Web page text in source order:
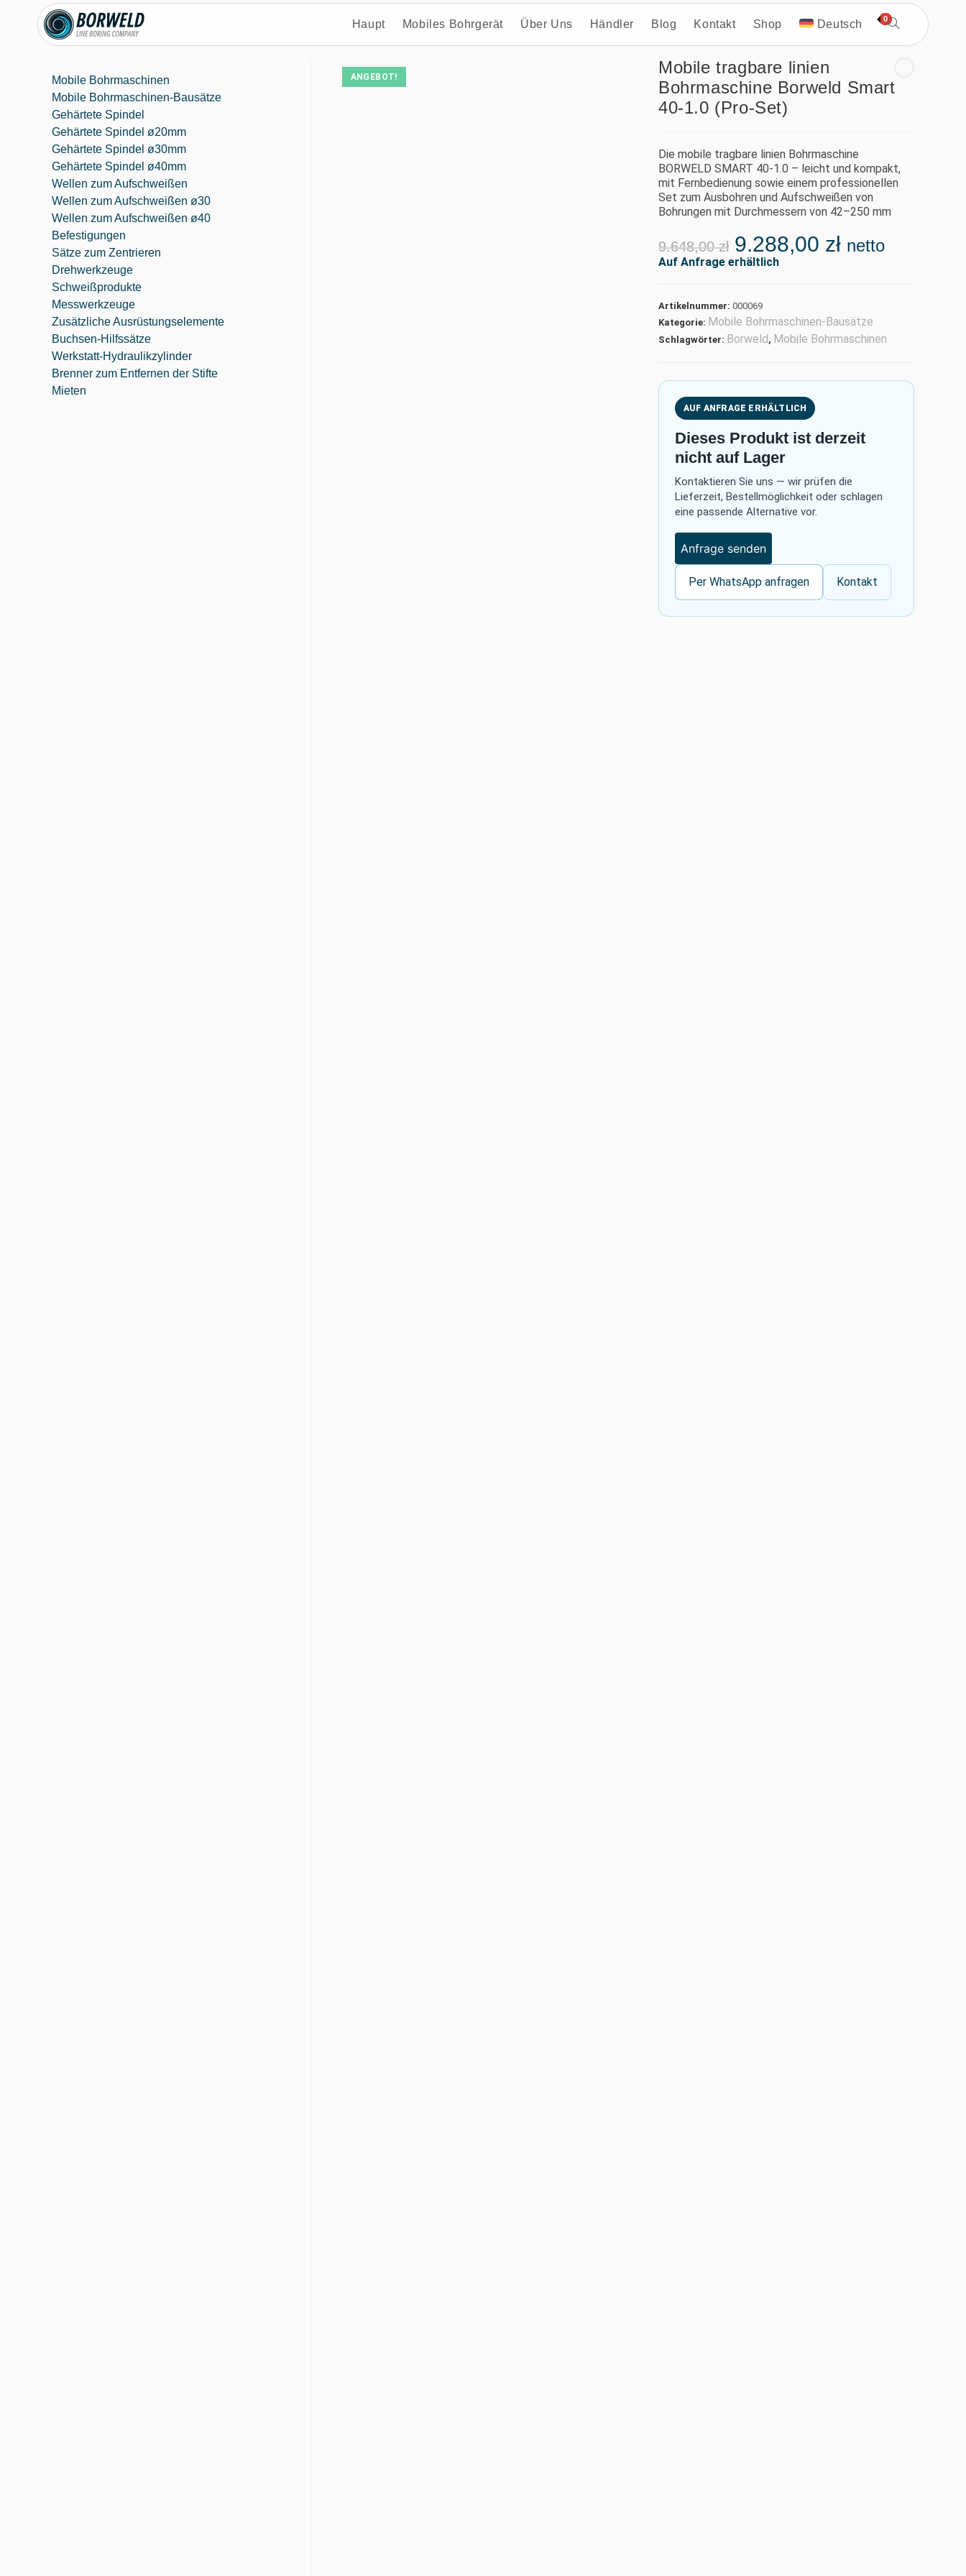
Haupt Mobiles Bohrgerät Über Uns Händler Blog Kontakt Shop Deutsch 0
ANGEBOT!
Mobile tragbare linien
Bohrmaschine Borweld Smart
40-1.0 (Pro-Set)
Die mobile tragbare linien Bohrmaschine
BORWELD SMART 40-1.0 – leicht und kompakt,
mit Fernbedienung sowie einem professionellen
Set zum Ausbohren und Aufschweißen von
Bohrungen mit Durchmessern von 42–250 mm
9.648,00zł 9.288,00 zł netto
Auf Anfrage erhältlich
Artikelnummer:000069
Kategorie: Mobile Bohrmaschinen-Bausätze
Schlagwörter: Borweld, Mobile Bohrmaschinen
AUF ANFRAGE ERHÄLTLICH
Dieses Produkt ist derzeit
nicht auf Lager
Kontaktieren Sie uns — wir prüfen die
Lieferzeit, Bestellmöglichkeit oder schlagen
eine passende Alternative vor.
Anfrage senden
Per WhatsApp anfragen Kontakt
Mobile Bohrmaschinen
Mobile Bohrmaschinen-Bausätze
Gehärtete Spindel
Gehärtete Spindel ø20mm
Gehärtete Spindel ø30mm
Gehärtete Spindel ø40mm
Wellen zum Aufschweißen
Wellen zum Aufschweißen ø30
Wellen zum Aufschweißen ø40
Befestigungen
Sätze zum Zentrieren
Drehwerkzeuge
Schweißprodukte
Messwerkzeuge
Zusätzliche Ausrüstungselemente
Buchsen-Hilfssätze
Werkstatt-Hydraulikzylinder
Brenner zum Entfernen der Stifte
Mieten